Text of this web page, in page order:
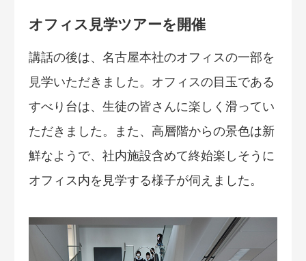
オフィス見学ツアーを開催
講話の後は、名古屋本社のオフィスの一部を
見学いただきました。オフィスの目玉である
すべり台は、生徒の皆さんに楽しく滑ってい
ただきました。また、高層階からの景色は新
鮮なようで、社内施設含めて終始楽しそうに
オフィス内を見学する様子が伺えました。